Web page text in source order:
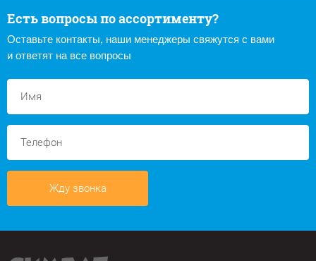
Есть вопросы по ассортименту?
Оставьте контакты, наши менеджеры свяжутся с вами
и ответят на все вопросы
Жду звонка